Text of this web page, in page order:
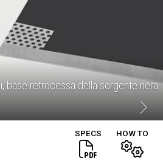
base retrocessa della sorgente nera
SPECS HOW TO